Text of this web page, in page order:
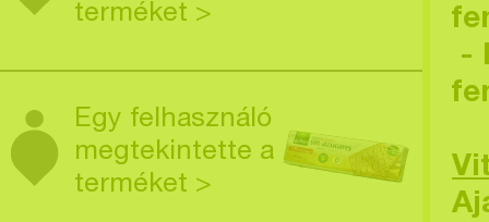
terméket >
Egy felhasználó
megtekintette a
terméket >
-